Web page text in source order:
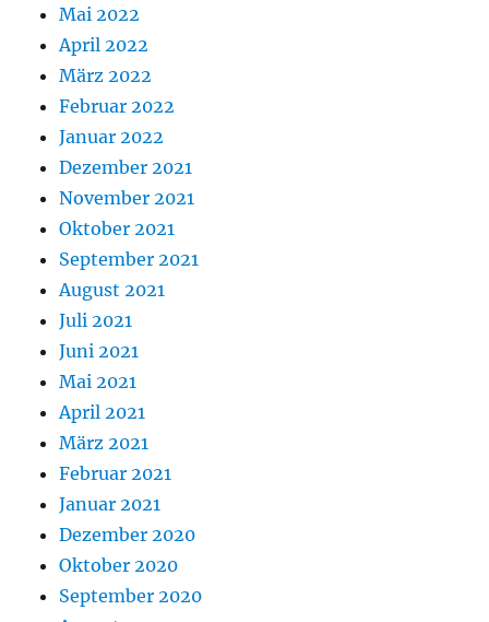
Mai 2022
April 2022
März 2022
Februar 2022
Januar 2022
Dezember 2021
November 2021
Oktober 2021
September 2021
August 2021
Juli 2021
Juni 2021
Mai 2021
April 2021
März 2021
Februar 2021
Januar 2021
Dezember 2020
Oktober 2020
September 2020